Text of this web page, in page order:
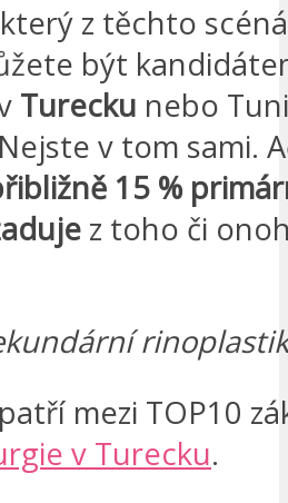
z těchto
být
Turecku nebo
v tom sami.
15 %
z toho či
mezi TOP10
v Turecku.